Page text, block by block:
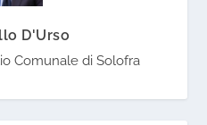
D'Urso
Comunale di Solofra